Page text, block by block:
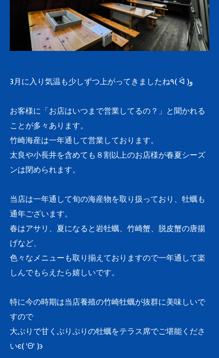
3月に入り気温も少しずつ上がってきましたね٩( ᐛ )و
お客様に「お店はいつまで営業してるの？」と聞かれる
ことが多々あります。
竹崎海産は一年通して営業しております。
太良や小長井を含めても８割以上のお店様が春夏シーズ
ンは閉められます。
当店は一年通して旬の海産物を取り扱っており、牡蠣も
通年ございます。
春はアサリ、夏になると岩牡蠣、竹崎蟹、脱皮蟹の唐揚
げなど、
色々なメニューも取り揃えておりますので一年通して楽
しんでもらえたら嬉しいです。
特に今の時期は当店養殖の竹崎牡蠣が抜群に美味しいで
すので
大ぶりで甘くぷりぷりの牡蠣をテラス席でご堪能くださ
いϵ( 'Θ' )϶